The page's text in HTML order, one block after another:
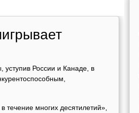
уступив России и Канаде, в
многих десятилетий»,